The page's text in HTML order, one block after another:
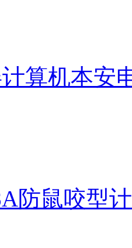
算机本安
防鼠咬型